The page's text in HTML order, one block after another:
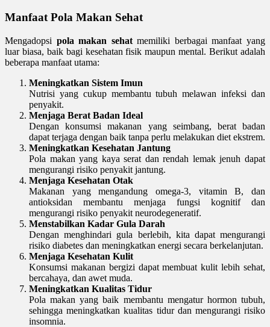
Manfaat Pola Makan Sehat
Mengadopsi pola makan sehatmemiliki berbagai manfaat yang
luar biasa, baik bagi kesehatan fisik maupun mental. Berikut adalah
beberapa manfaat utama:
Meningkatkan Sistem Imun
Nutrisi yang cukup membantu tubuh melawan infeksi dan
penyakit.
Menjaga Berat Badan Ideal
Dengan konsumsi makanan yang seimbang, berat badan
dapat terjaga dengan baik tanpa perlu melakukan diet ekstrem.
Meningkatkan Kesehatan Jantung
Pola makan yang kaya serat dan rendah lemak jenuh dapat
mengurangi risiko penyakit jantung.
Menjaga Kesehatan Otak
Makanan yang mengandung omega-3, vitamin B, dan
antioksidan membantu menjaga fungsi kognitif dan
mengurangi risiko penyakit neurodegeneratif.
Menstabilkan Kadar Gula Darah
Dengan menghindari gula berlebih, kita dapat mengurangi
risiko diabetes dan meningkatkan energi secara berkelanjutan.
Menjaga Kesehatan Kulit
Konsumsi makanan bergizi dapat membuat kulit lebih sehat,
bercahaya, dan awet muda.
Meningkatkan Kualitas Tidur
Pola makan yang baik membantu mengatur hormon tubuh,
sehingga meningkatkan kualitas tidur dan mengurangi risiko
insomnia.